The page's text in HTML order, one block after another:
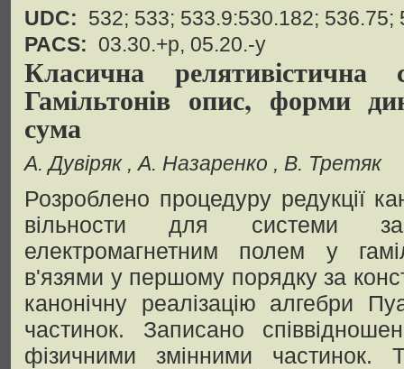
UDC: 532; 533; 533.9:530.182; 536.75;
PACS: 03.30.+p, 05.20.-y
Класична релятивістична
Гамільтонів опис, форми
сума
А. Дувіряк А. Назаренко В. Третяк
Розроблено процедуру редукції
вільности для системи
електромагнетним полем у
в'язями у першому порядку за
канонічну реалізацію алгебри
частинок. Записано
фізичними змінними частинок.